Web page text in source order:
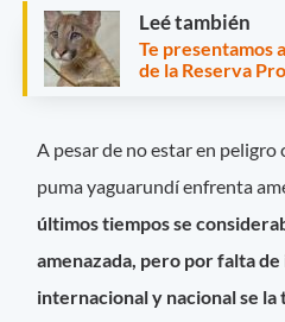
Leé también
Te presentamos
de la Reserva
A pesar de no estar en
puma yaguarundí enfrenta
últimos tiempos se
amenazada, pero por falta
internacional y nacional se la